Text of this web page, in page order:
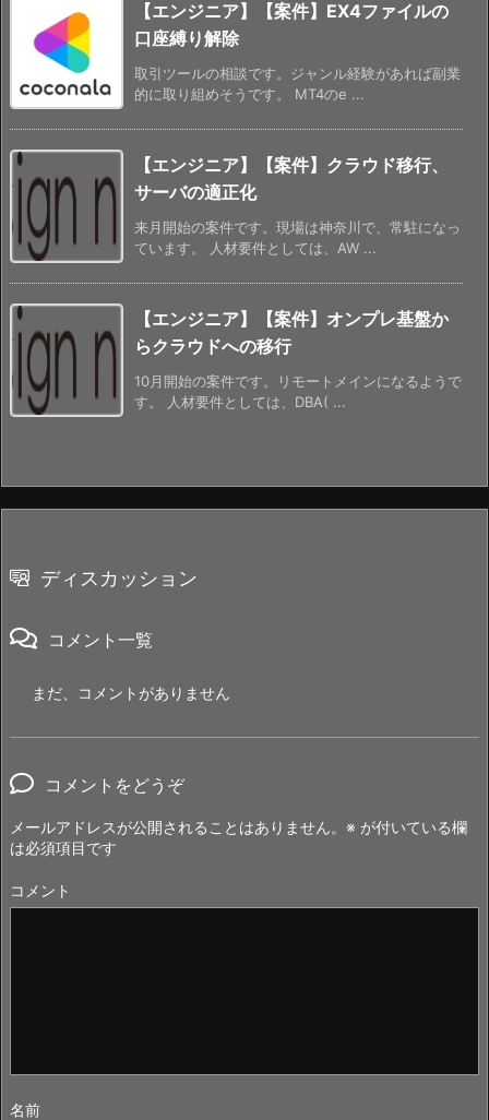
【エンジニア】【案件】EX4ファイルの
口座縛り解除
取引ツールの相談です。ジャンル経験があれば副業
的に取り組めそうです。 MT4のe ...
【エンジニア】【案件】クラウド移行、
サーバの適正化
来月開始の案件です。現場は神奈川で、常駐になっ
ています。 人材要件としては、AW ...
【エンジニア】【案件】オンプレ基盤か
らクラウドへの移行
10月開始の案件です。リモートメインになるようで
す。 人材要件としては、DBA( ...
ディスカッション
コメント一覧
まだ、コメントがありません
コメントをどうぞ
メールアドレスが公開されることはありません。 ※ が付いている欄
は必須項目です
コメント
名前